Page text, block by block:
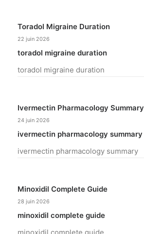
Toradol Migraine Duration
22 juin 2026
toradol migraine duration
toradol migraine duration
Ivermectin Pharmacology Summary
24 juin 2026
ivermectin pharmacology summary
ivermectin pharmacology summary
Minoxidil Complete Guide
28 juin 2026
minoxidil complete guide